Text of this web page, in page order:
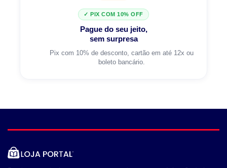
✓ PIX COM 10% OFF
Pague do seu jeito,
sem surpresa
Pix com 10% de desconto, cartão em até 12x ou
boleto bancário.